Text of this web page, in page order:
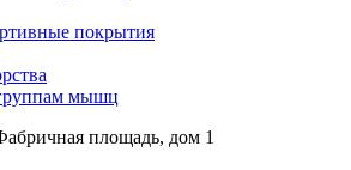
покрытия
мышц
площадь, дом 1